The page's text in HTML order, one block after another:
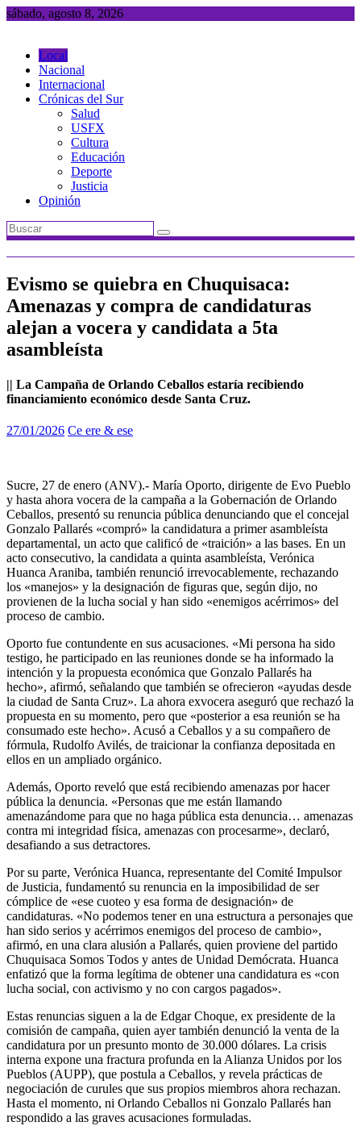
Saltar
sábado, agosto 8, 2026
Local
Nacional
Internacional
Crónicas del Sur
Salud
USFX
Cultura
Educación
Deporte
Justicia
Opinión
Evismo se quiebra en Chuquisaca:
Amenazas y compra de candidaturas
alejan a vocera y candidata a 5ta
asambleísta
|| La Campaña de Orlando Ceballos estaría recibiendo
financiamiento económico desde Santa Cruz.
27/01/2026 Ce ere & ese
Sucre, 27 de enero (ANV).- María Oporto, dirigente de Evo Pueblo
y hasta ahora vocera de la campaña a la Gobernación de Orlando
Ceballos, presentó su renuncia pública denunciando que el concejal
Gonzalo Pallarés «compró» la candidatura a primer asambleísta
departamental, un acto que calificó de «traición» a las bases. En un
acto consecutivo, la candidata a quinta asambleísta, Verónica
Huanca Araniba, también renunció irrevocablemente, rechazando
los «manejos» y la designación de figuras que, según dijo, no
provienen de la lucha social y han sido «enemigos acérrimos» del
proceso de cambio.
Oporto fue contundente en sus acusaciones. «Mi persona ha sido
testigo, he participado en las reuniones donde se ha informado la
intención y la propuesta económica que Gonzalo Pallarés ha
hecho», afirmó, señalando que también se ofrecieron «ayudas desde
la ciudad de Santa Cruz». La ahora exvocera aseguró que rechazó la
propuesta en su momento, pero que «posterior a esa reunión se ha
consumado este hecho». Acusó a Ceballos y a su compañero de
fórmula, Rudolfo Avilés, de traicionar la confianza depositada en
ellos en un ampliado orgánico.
Además, Oporto reveló que está recibiendo amenazas por hacer
pública la denuncia. «Personas que me están llamando
amenazándome para que no haga pública esta denuncia… amenazas
contra mi integridad física, amenazas con procesarme», declaró,
desafiando a sus detractores.
Por su parte, Verónica Huanca, representante del Comité Impulsor
de Justicia, fundamentó su renuncia en la imposibilidad de ser
cómplice de «ese cuoteo y esa forma de designación» de
candidaturas. «No podemos tener en una estructura a personajes que
han sido serios y acérrimos enemigos del proceso de cambio»,
afirmó, en una clara alusión a Pallarés, quien proviene del partido
Chuquisaca Somos Todos y antes de Unidad Demócrata. Huanca
enfatizó que la forma legítima de obtener una candidatura es «con
lucha social, con activismo y no con cargos pagados».
Estas renuncias siguen a la de Edgar Choque, ex presidente de la
comisión de campaña, quien ayer también denunció la venta de la
candidatura por un presunto monto de 30.000 dólares. La crisis
interna expone una fractura profunda en la Alianza Unidos por los
Pueblos (AUPP), que postula a Ceballos, y revela prácticas de
negociación de curules que sus propios miembros ahora rechazan.
Hasta el momento, ni Orlando Ceballos ni Gonzalo Pallarés han
respondido a las graves acusaciones formuladas.